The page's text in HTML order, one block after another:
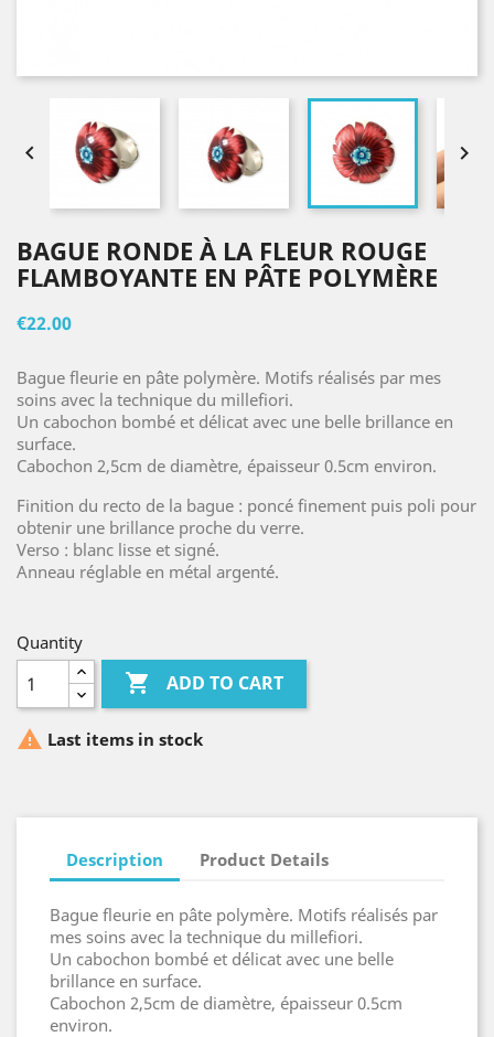
 
BAGUE RONDE À LA FLEUR ROUGE
FLAMBOYANTE EN PÂTE POLYMÈRE
€22.00
Bague fleurie en pâte polymère. Motifs réalisés par mes
soins avec la technique du millefiori.
Un cabochon bombé et délicat avec une belle brillance en
surface.
Cabochon 2,5cm de diamètre, épaisseur 0.5cm environ.
Finition du recto de la bague : poncé finement puis poli pour
obtenir une brillance proche du verre.
Verso : blanc lisse et signé.
Anneau réglable en métal argenté.
Quantity
 ADD TO CART
 Last items in stock
Description Product Details
Bague fleurie en pâte polymère. Motifs réalisés par
mes soins avec la technique du millefiori.
Un cabochon bombé et délicat avec une belle
brillance en surface.
Cabochon 2,5cm de diamètre, épaisseur 0.5cm
environ.